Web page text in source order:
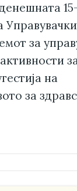
за
на
за